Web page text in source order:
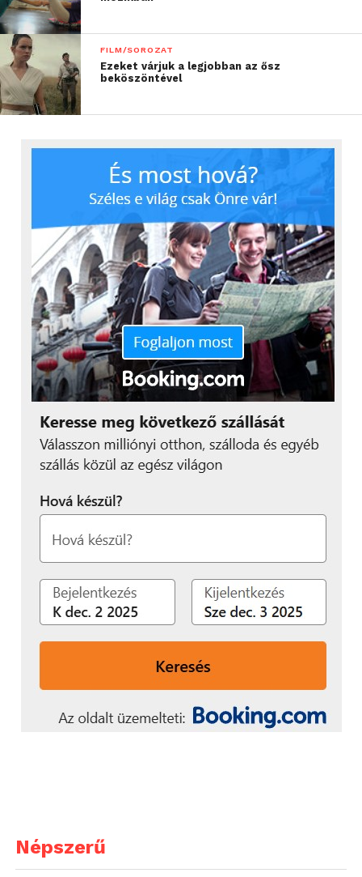
FILM/SOROZAT
Ezeket várjuk a legjobban az ősz
beköszöntével
Népszerű